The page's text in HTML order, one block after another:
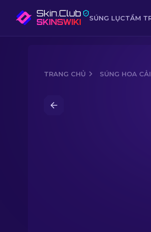
SÚNG LỤCTẦM
TRANG CHỦ SÚNG HOA CẢI